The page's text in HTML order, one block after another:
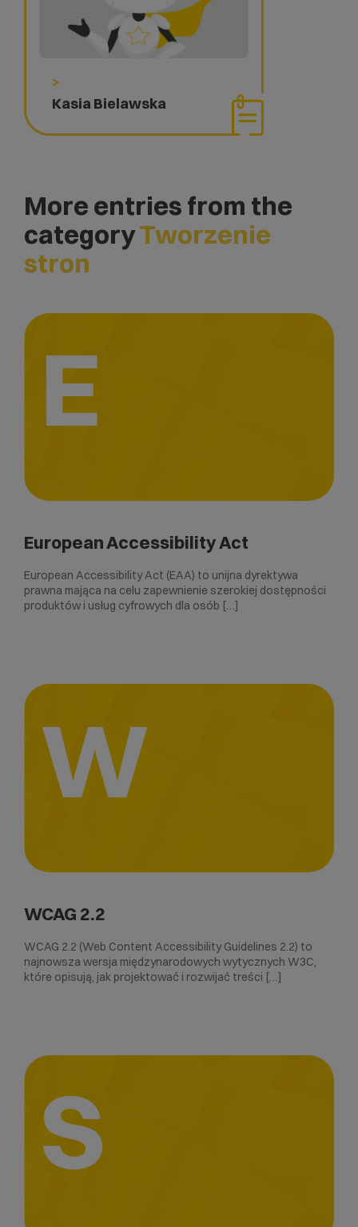
>
Kasia Bielawska
More entries from the
categoryTworzenie
stron
E
European Accessibility Act
European Accessibility Act (EAA) to unijna dyrektywa
prawna mająca na celu zapewnienie szerokiej dostępności
produktów i usług cyfrowych dla osób […]
W
WCAG 2.2
WCAG 2.2 (Web Content Accessibility Guidelines 2.2) to
najnowsza wersja międzynarodowych wytycznych W3C,
które opisują, jak projektować i rozwijać treści […]
S